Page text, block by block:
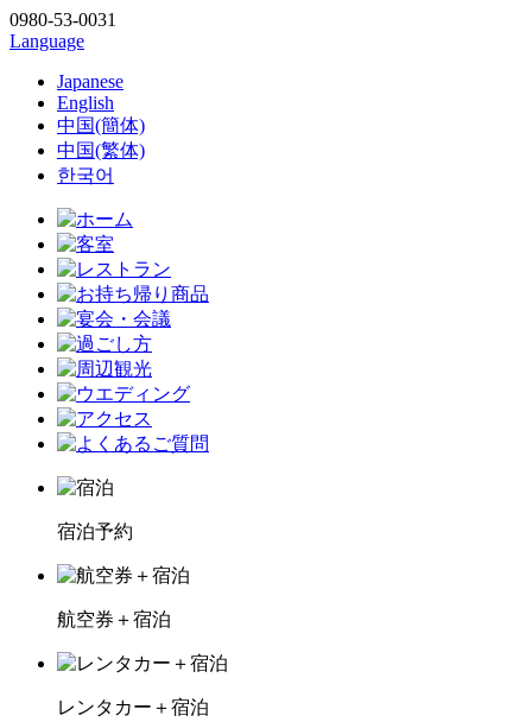
0980-53-0031
Language
Japanese
English
中国(簡体)
中国(繁体)
한국어
宿泊予約
航空券＋宿泊
レンタカー＋宿泊